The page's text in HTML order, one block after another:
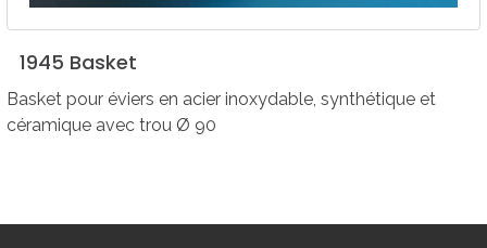
1945 Basket
Basket pour éviers en acier inoxydable, synthétique et
céramique avec trou Ø 90